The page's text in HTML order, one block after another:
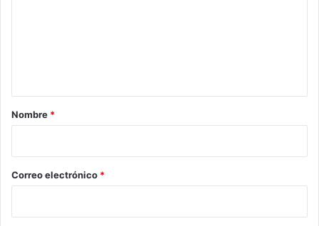
r
*
Nombre *
Correo electrónico *